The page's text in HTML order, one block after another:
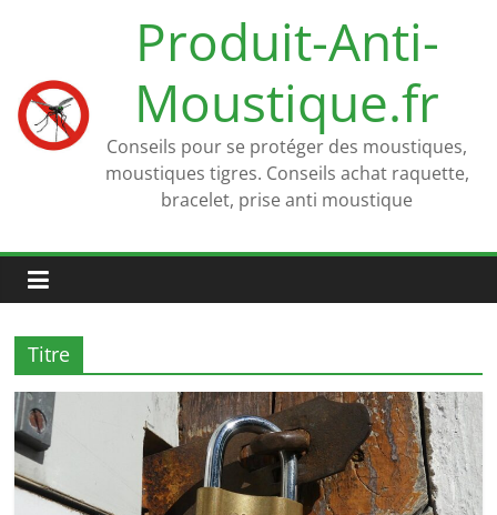
Produit-Anti-
Moustique.fr
Conseils pour se protéger des moustiques,
moustiques tigres. Conseils achat raquette,
bracelet, prise anti moustique
Titre